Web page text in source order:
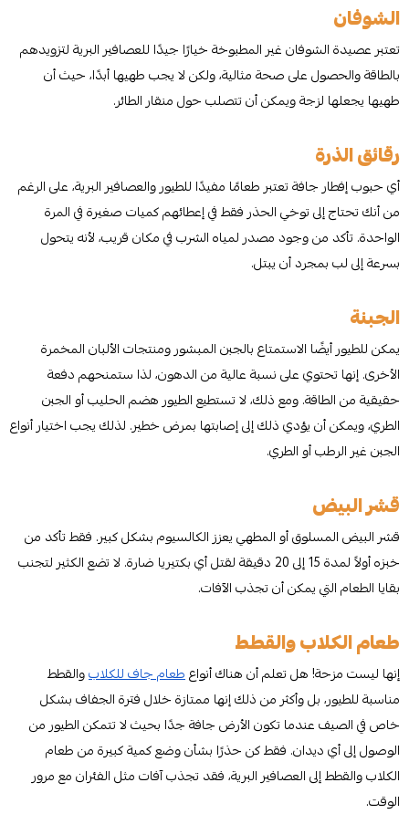
الشوفان
تعتبر عصيدة الشوفان غير المطبوخة خيارًا جيدًا للعصافير البرية لتزويدهم
بالطاقة والحصول على صحة مثالية، ولكن لا يجب طهيها أبدًا، حيث أن
طهيها يجعلها لزجة ويمكن أن تتصلب حول منقار الطائر.
رقائق الذرة
أي حبوب إفطار جافة تعتبر طعامًا مفيدًا للطيور والعصافير البرية، على الرغم
من أنك تحتاج إلى توخي الحذر فقط في إعطائهم كميات صغيرة في المرة
الواحدة. تأكد من وجود مصدر لمياه الشرب في مكان قريب، لأنه يتحول
بسرعة إلى لب بمجرد أن يبتل.
الجبنة
يمكن للطيور أيضًا الاستمتاع بالجبن المبشور ومنتجات الألبان المخمرة
الأخرى. إنها تحتوي على نسبة عالية من الدهون، لذا ستمنحهم دفعة
حقيقية من الطاقة. ومع ذلك، لا تستطيع الطيور هضم الحليب أو الجبن
الطري، ويمكن أن يؤدي ذلك إلى إصابتها بمرض خطير. لذلك يجب اختيار أنواع
الجبن غير الرطب أو الطري.
قشر البيض
قشر البيض المسلوق أو المطهي يعزز الكالسيوم بشكل كبير. فقط تأكد من
خبزه أولاً لمدة 15 إلى 20 دقيقة لقتل أي بكتيريا ضارة. لا تضع الكثير لتجنب
بقايا الطعام التي يمكن أن تجذب الآفات.
طعام الكلاب والقطط
إنها ليست مزحة! هل تعلم أن هناك أنواعطعام جاف للكلابوالقطط
مناسبة للطيور، بل وأكثر من ذلك إنها ممتازة خلال فترة الجفاف بشكل
خاص في الصيف عندما تكون الأرض جافة جدًا بحيث لا تتمكن الطيور من
الوصول إلى أي ديدان. فقط كن حذرًا بشأن وضع كمية كبيرة من طعام
الكلاب والقطط إلى العصافير البرية، فقد تجذب آفات مثل الفئران مع مرور
الوقت.